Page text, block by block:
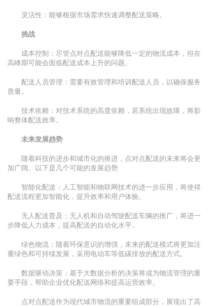
灵活性：能够根据市场需求快速调整配送策略。
挑战
成本控制：尽管点对点配送能够降低一定的物流成本，但在
高峰期可能会面临配送成本上升的问题。
配送人员管理：需要有效管理和培训配送人员，以确保服务
质量。
技术依赖：对技术系统的高度依赖，若系统出现故障，将影
响整体配送效率。
未来发展趋势
随着科技的进步和城市化的推进，点对点配送的未来将会更
加广阔。以下是几个可能的发展趋势
智能化配送：人工智能和物联网技术的进一步应用，将使得
配送流程更加智能化，提升效率和用户体验。
无人配送普及：无人机和自动驾驶配送车辆的推广，将进一
步降低人力成本，提高配送的自动化水平。
绿色物流：随着环保意识的增强，未来的配送模式将更加注
重绿色和可持续发展，采用电动车等低碳排放的配送方式。
数据驱动决策：基于大数据分析的决策将成为物流管理的重
要手段，帮助企业优化配送网络和提高运营效率。
点对点配送作为现代城市物流的重要组成部分，展现出了高